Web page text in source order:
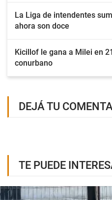
La Liga de intendentes
ahora son doce
Kicillof le gana a Milei en
conurbano
DEJÁ TU
TE PUEDE